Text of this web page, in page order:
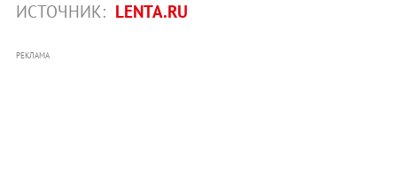
ИСТОЧНИК: LENTA.RU
РЕКЛАМА